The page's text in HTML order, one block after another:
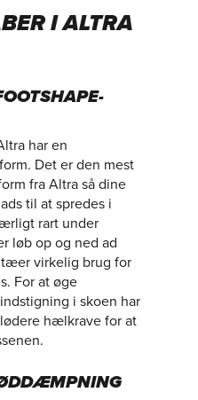
I ALTRA
har en
Det er den mest
fra Altra så dine
til at spredes i
rart under
løb op og ned ad
virkelig brug for
For at øge
i skoen har
hælkrave for at